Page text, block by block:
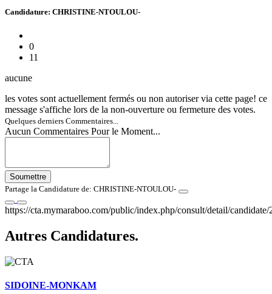
Candidature: CHRISTINE-NTOULOU-
0
11
aucune
les votes sont actuellement fermés ou non autoriser via cette page! ce
message s'affiche lors de la non-ouverture ou fermeture des votes.
Quelques derniers Commentaires...
Aucun Commentaires Pour le Moment...
Soumettre
Partage la Candidature de: CHRISTINE-NTOULOU-
https://cta.mymaraboo.com/public/index.php/consult/detail/candidate/
Autres Candidatures.
SIDOINE-MONKAM